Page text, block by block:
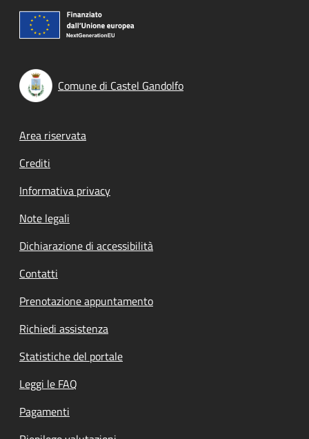
Comune di Castel Gandolfo
Footer menu
Area riservata
Crediti
Informativa privacy
Note legali
Dichiarazione di accessibilità
Contatti
Prenotazione appuntamento
Richiedi assistenza
Statistiche del portale
Leggi le FAQ
Pagamenti